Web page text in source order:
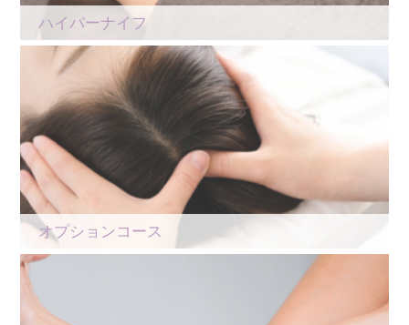
ハイパーナイフ
オプションコース